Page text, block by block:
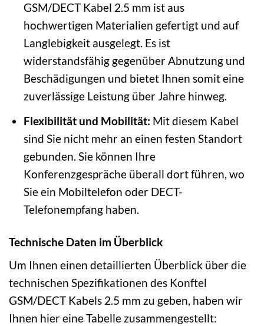
GSM/DECT Kabel 2.5 mm ist aus
hochwertigen Materialien gefertigt und auf
Langlebigkeit ausgelegt. Es ist
widerstandsfähig gegenüber Abnutzung und
Beschädigungen und bietet Ihnen somit eine
zuverlässige Leistung über Jahre hinweg.
Flexibilität und Mobilität: Mit diesem Kabel
sind Sie nicht mehr an einen festen Standort
gebunden. Sie können Ihre
Konferenzgespräche überall dort führen, wo
Sie ein Mobiltelefon oder DECT-
Telefonempfang haben.
Technische Daten im Überblick
Um Ihnen einen detaillierten Überblick über die
technischen Spezifikationen des Konftel
GSM/DECT Kabels 2.5 mm zu geben, haben wir
Ihnen hier eine Tabelle zusammengestellt: